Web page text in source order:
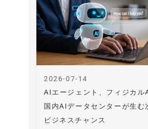
AIエージェント、フィジカル
国内AIデータセンターが生む
ビジネスチャンス
2026-07-14